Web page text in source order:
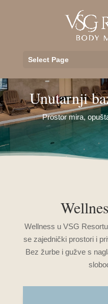
Select Page
Unutarnji
Prostor mira,
Wellness u VSG
se zajednički prostori i
Bez žurbe i gužve s